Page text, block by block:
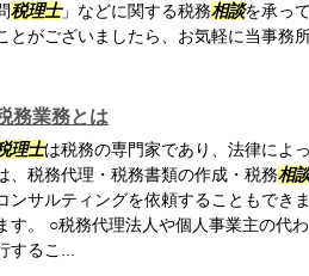
税理士」などに関する税務相談を承っ
とがございましたら、お気軽に当事務
務業務とは
理士は税務の専門家であり、法律によ
、税務代理・税務書類の作成・税務相
ンサルティングを依頼することもでき
す。 ○税務代理法人や個人事業主の代
するこ...